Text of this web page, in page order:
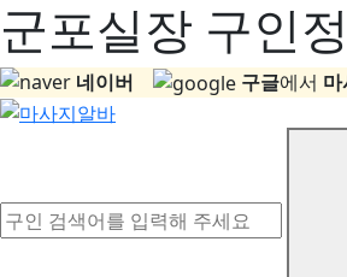
군포실장 구인
네이버 구글에서